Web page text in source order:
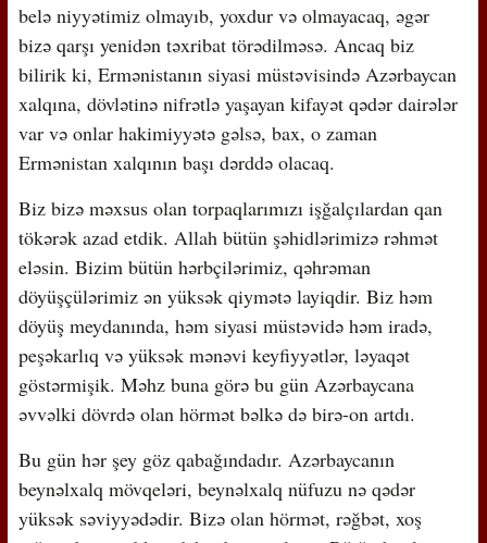
belə niyyətimiz olmayıb, yoxdur və olmayacaq, əgər
bizə qarşı yenidən təxribat törədilməsə. Ancaq biz
bilirik ki, Ermənistanın siyasi müstəvisində Azərbaycan
xalqına, dövlətinə nifrətlə yaşayan kifayət qədər dairələr
var və onlar hakimiyyətə gəlsə, bax, o zaman
Ermənistan xalqının başı dərddə olacaq.
Biz bizə məxsus olan torpaqlarımızı işğalçılardan qan
tökərək azad etdik. Allah bütün şəhidlərimizə rəhmət
eləsin. Bizim bütün hərbçilərimiz, qəhrəman
döyüşçülərimiz ən yüksək qiymətə layiqdir. Biz həm
döyüş meydanında, həm siyasi müstəvidə həm iradə,
peşəkarlıq və yüksək mənəvi keyfiyyətlər, ləyaqət
göstərmişik. Məhz buna görə bu gün Azərbaycana
əvvəlki dövrdə olan hörmət bəlkə də birə-on artdı.
Bu gün hər şey göz qabağındadır. Azərbaycanın
beynəlxalq mövqeləri, beynəlxalq nüfuzu nə qədər
yüksək səviyyədədir. Bizə olan hörmət, rəğbət, xoş